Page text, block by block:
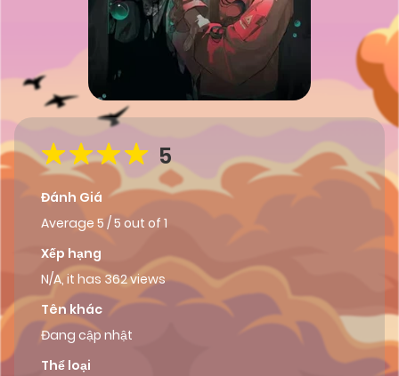
5
Đánh Giá
Average 5 /5 out of 1
Xếp hạng
N/A, it has 362 views
Tên khác
Đang cập nhật
Thể loại